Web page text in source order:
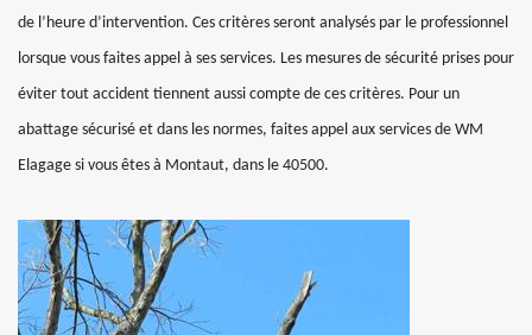
de l’heure d’intervention. Ces critères seront analysés par le professionnel
lorsque vous faites appel à ses services. Les mesures de sécurité prises pour
éviter tout accident tiennent aussi compte de ces critères. Pour un
abattage sécurisé et dans les normes, faites appel aux services de WM
Elagage si vous êtes à Montaut, dans le 40500.